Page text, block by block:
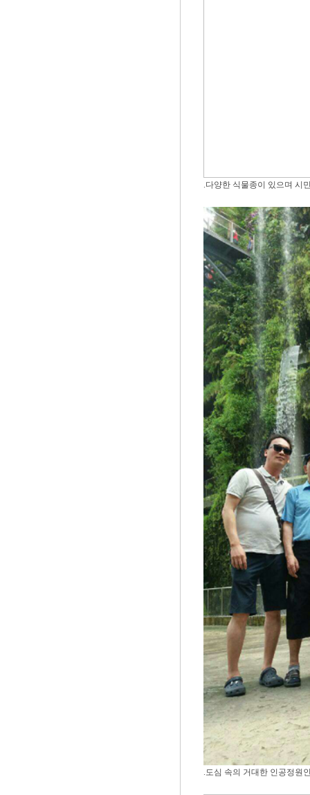
.다양한 식물종이 있으며 시
.도심 속의 거대한 인공정원